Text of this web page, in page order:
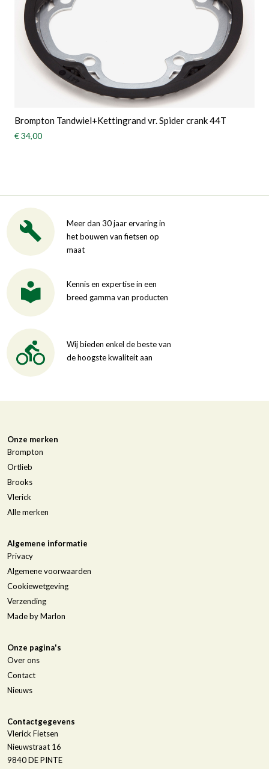
Brompton Tandwiel+Kettingrand vr. Spider crank 44T
€ 34,00
Meer dan 30 jaar ervaring in
het bouwen van fietsen op
maat
Kennis en expertise in een
breed gamma van producten
Wij bieden enkel de beste van
de hoogste kwaliteit aan
Onze merken
Brompton
Ortlieb
Brooks
Vlerick
Alle merken
Algemene informatie
Privacy
Algemene voorwaarden
Cookiewetgeving
Verzending
Made by Marlon
Onze pagina's
Over ons
Contact
Nieuws
Contactgegevens
Vlerick Fietsen
Nieuwstraat 16
9840DE PINTE